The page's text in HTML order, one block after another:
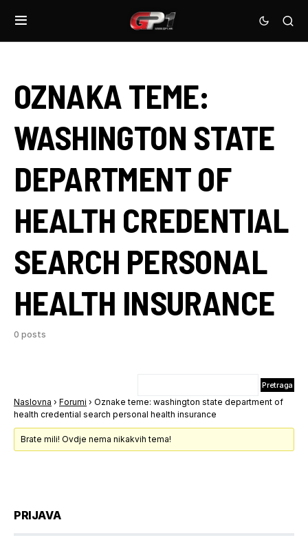
OZNAKA TEME:
WASHINGTON STATE
DEPARTMENT OF
HEALTH CREDENTIAL
SEARCH PERSONAL
HEALTH INSURANCE
0 posts
Naslovna › Forumi › Oznake teme: washington state department of
health credential search personal health insurance
Brate mili! Ovdje nema nikakvih tema!
PRIJAVA